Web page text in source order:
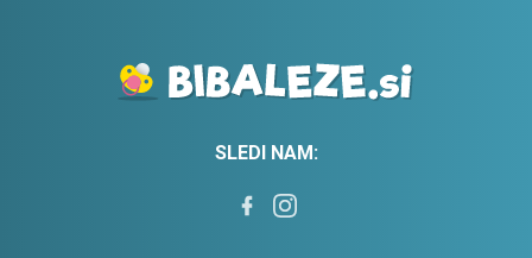
SLEDI NAM: